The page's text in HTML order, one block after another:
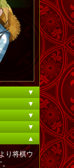
▼
▼
▼
▼
▲
り将棋ウ